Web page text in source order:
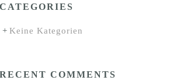
CATEGORIES
Keine Kategorien
RECENT COMMENTS